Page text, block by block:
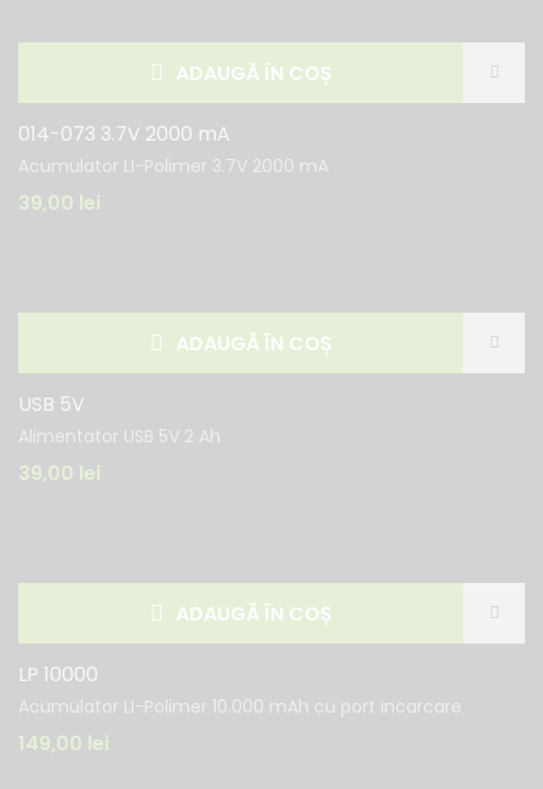
ADAUGĂ ÎN COȘ
014-073 3.7V 2000 mA
Acumulator LI-Polimer 3.7V 2000 mA
39,00 lei
ADAUGĂ ÎN COȘ
USB 5V
Alimentator USB 5V 2 Ah
39,00 lei
ADAUGĂ ÎN COȘ
LP 10000
Acumulator LI-Polimer 10.000 mAh cu port incarcare
149,00 lei